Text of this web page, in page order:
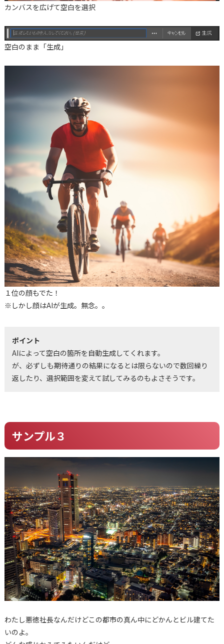
カンバスを広げて空白を選択
空白のまま「生成」
１位の顔もでた！
※しかし顔はAIが生成。無念。。
ポイント
AIによって空白の箇所を自動生成してくれます。
が、必ずしも期待通りの結果になるとは限らないので数回繰り
返したり、選択範囲を変えて試してみるのもよさそうです。
サンプル３
わたし悪徳社長なんだけどこの都市の真ん中にどかんとビル建てた
いのよ。